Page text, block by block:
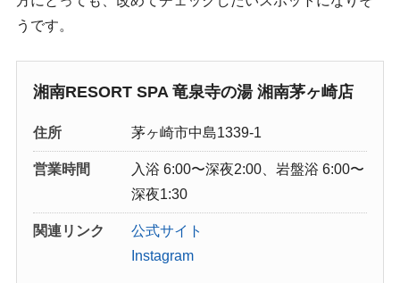
うです。
湘南RESORT SPA 竜泉寺の湯 湘南茅ヶ崎店
住所 茅ヶ崎市中島1339-1
営業時間
入浴 6:00〜深夜2:00、岩盤浴 6:00〜
深夜1:30
関連リンク
公式サイト
Instagram